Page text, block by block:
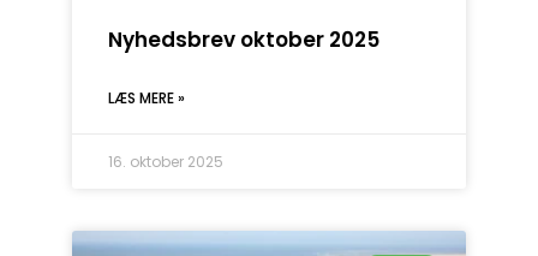
Nyhedsbrev oktober 2025
LÆS MERE »
16. oktober 2025